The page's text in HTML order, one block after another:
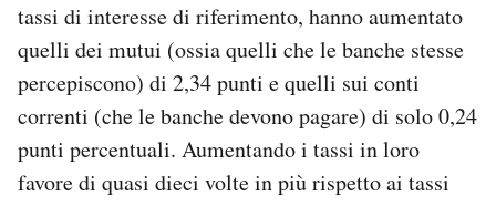
tassi di interesse di riferimento, hanno aumentato
quelli dei mutui (ossia quelli che le banche stesse
percepiscono) di 2,34 punti e quelli sui conti
correnti (che le banche devono pagare) di solo 0,24
punti percentuali. Aumentando i tassi in loro
favore di quasi dieci volte in più rispetto ai tassi